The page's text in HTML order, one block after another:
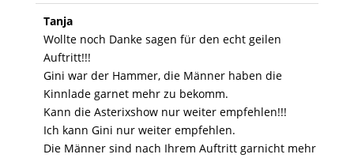
Tanja
Wollte noch Danke sagen für den echt geilen
Auftritt!!!
Gini war der Hammer, die Männer haben die
Kinnlade garnet mehr zu bekomm.
Kann die Asterixshow nur weiter empfehlen!!!
Ich kann Gini nur weiter empfehlen.
Die Männer sind nach Ihrem Auftritt garnicht mehr